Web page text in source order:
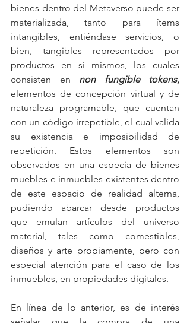
bienes dentro del Metaverso puede ser
materializada, tanto para ítems
intangibles, entiéndase servicios, o
bien, tangibles representados por
productos en si mismos, los cuales
consisten en non fungible tokens
elementos de concepción virtual y de
naturaleza programable, que cuentan
con un código irrepetible, el cual valida
su existencia e imposibilidad de
repetición. Estos elementos son
observados en una especia de bienes
muebles e inmuebles existentes dentro
de este espacio de realidad alterna,
pudiendo abarcar desde productos
que emulan artículos del universo
material, tales como comestibles,
diseños y arte propiamente, pero con
especial atención para el caso de los
inmuebles, en propiedades digitales.
En línea de lo anterior, es de interés